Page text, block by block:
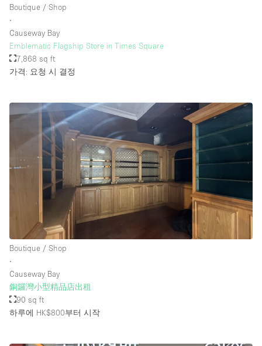
층 / 접근성:
지하층
위치한 거리
쇼핑몰
테라스
기타
Boutique / Shop
∙
Causeway Bay
Emblematic Flagship Store in Times Square
7,868 sq ft
가격: 요청 시 결정
Boutique / Shop
∙
Causeway Bay
銅鑼灣小型精品店出租
90 sq ft
하루에 HK$800부터 시작